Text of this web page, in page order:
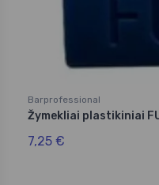
Barprofessional
Žymekliai plastikiniai
7,25 €